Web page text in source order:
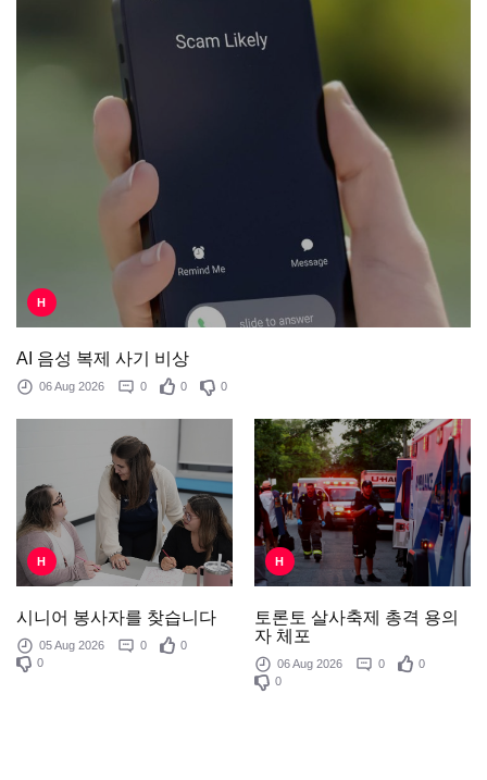
H
AI 음성 복제 사기 비상
06 Aug 2026 0 0 0
H
시니어 봉사자를 찾습니다
05 Aug 2026 0
0
0
H
토론토 살사축제 총격 용의
자 체포
06 Aug 2026 0
0
0